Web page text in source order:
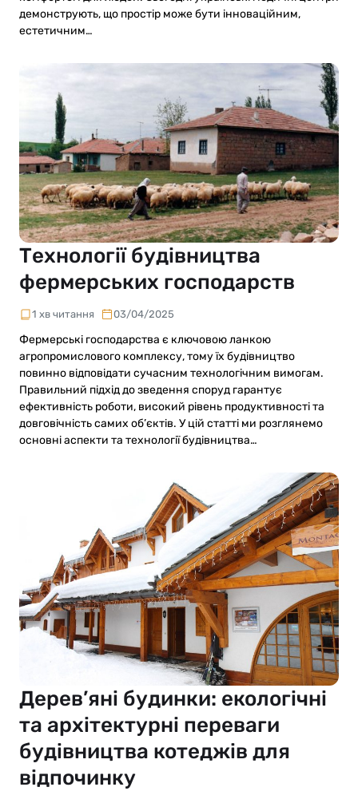
демонструють, що простір може бути інноваційним,
естетичним…
Технології будівництва
фермерських господарств
1 хв читання 03/04/2025
Фермерські господарства є ключовою ланкою
агропромислового комплексу, тому їх будівництво
повинно відповідати сучасним технологічним вимогам.
Правильний підхід до зведення споруд гарантує
ефективність роботи, високий рівень продуктивності та
довговічність самих об’єктів. У цій статті ми розглянемо
основні аспекти та технології будівництва…
Дерев’яні будинки: екологічні
та архітектурні переваги
будівництва котеджів для
відпочинку